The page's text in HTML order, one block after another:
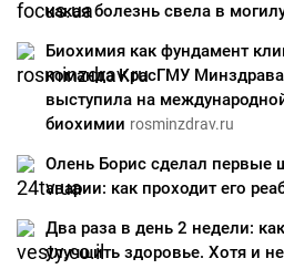
какая болезнь свела в
Биохимия как фундамент
команда КрасГМУ
выступила на
биохимии rosminzdrav.ru
Олень Борис сделал первые
аварии: как проходит его
Два раза в день 2 недели:
улучшить здоровье. Хотя и